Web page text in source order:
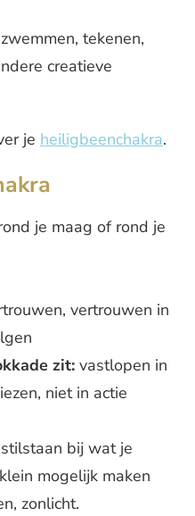
zwemmen, tekenen,
creatieve
je heiligbeenchakra.
je maag of rond je
vertrouwen in
zit: vastlopen in
niet in actie
stilstaan bij wat je
mogelijk maken
zonlicht.